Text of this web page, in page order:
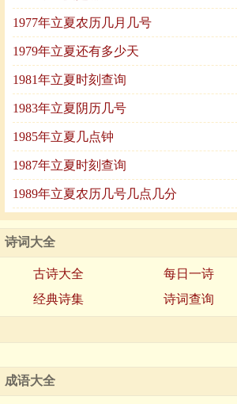
1977年立夏农历几月几号
1979年立夏还有多少天
1981年立夏时刻查询
1983年立夏阴历几号
1985年立夏几点钟
1987年立夏时刻查询
1989年立夏农历几号几点几分
诗词大全
古诗大全 每日一诗
经典诗集
诗词查询
成语大全